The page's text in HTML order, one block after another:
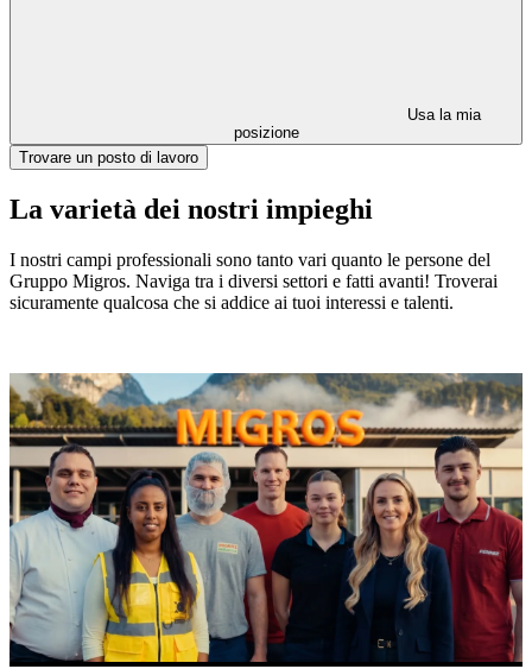
Usa la mia
posizione
Trovare un posto di lavoro
La varietà dei nostri impieghi
I nostri campi professionali sono tanto vari quanto le persone del
Gruppo Migros. Naviga tra i diversi settori e fatti avanti! Troverai
sicuramente qualcosa che si addice ai tuoi interessi e talenti.